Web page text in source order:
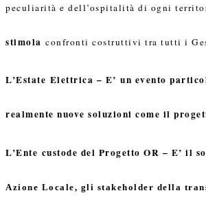
peculiarità e dell’ospitalità di ogni
stimola confronti costruttivi tra tutti i
L’Estate Elettrica – E’ un evento
realmente nuove soluzioni come il
L’Ente custode del Progetto OR – E’ il
Azione Locale, gli stakeholder della